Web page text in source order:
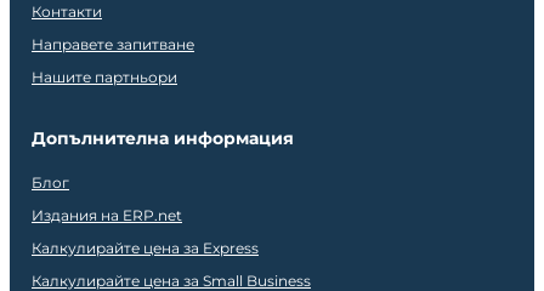
Контакти
Направете запитване
Нашите партньори
Допълнителна информация
Блог
Издания на ERP.net
Калкулирайте цена за Express
Калкулирайте цена за Small Business